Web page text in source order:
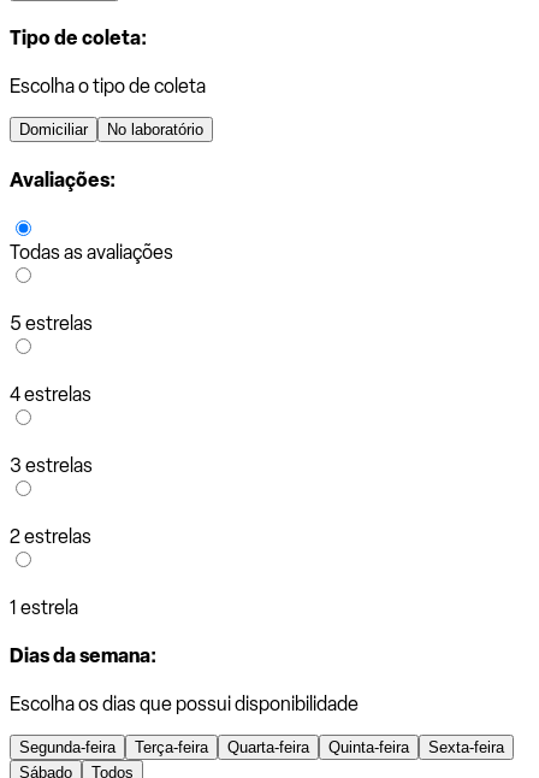
Tipo de coleta:
Escolha o tipo de coleta
Domiciliar No laboratório
Avaliações:
Todas as avaliações
5 estrelas
4 estrelas
3 estrelas
2 estrelas
1 estrela
Dias da semana:
Escolha os dias que possui disponibilidade
Segunda-feira Terça-feira Quarta-feira Quinta-feira
Sexta-feira
Sábado
Todos